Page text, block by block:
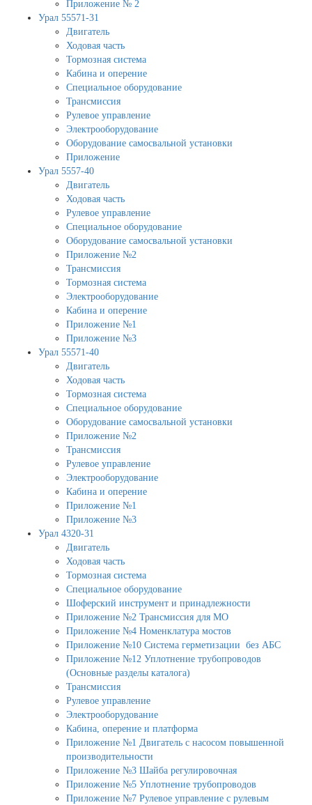
Приложение № 2
Урал 55571-31
Двигатель
Ходовая часть
Тормозная система
Кабина и оперение
Специальное оборудование
Трансмиссия
Рулевое управление
Электрооборудование
Оборудование самосвальной установки
Приложение
Урал 5557-40
Двигатель
Ходовая часть
Рулевое управление
Специальное оборудование
Оборудование самосвальной установки
Приложение №2
Трансмиссия
Тормозная система
Электрооборудование
Кабина и оперение
Приложение №1
Приложение №3
Урал 55571-40
Двигатель
Ходовая часть
Тормозная система
Специальное оборудование
Оборудование самосвальной установки
Приложение №2
Трансмиссия
Рулевое управление
Электрооборудование
Кабина и оперение
Приложение №1
Приложение №3
Урал 4320-31
Двигатель
Ходовая часть
Тормозная система
Специальное оборудование
Шоферский инструмент и принадлежности
Приложение №2 Трансмиссия для МО
Приложение №4 Номенклатура мостов
Приложение №10 Система герметизации без АБС
Приложение №12 Уплотнение трубопроводов
(Основные разделы каталога)
Трансмиссия
Рулевое управление
Электрооборудование
Кабина, оперение и платформа
Приложение №1 Двигатель с насосом повышенной
производительности
Приложение №3 Шайба регулировочная
Приложение №5 Уплотнение трубопроводов
Приложение №7 Рулевое управление с рулевым